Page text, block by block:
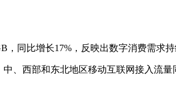
比增长17%，反映出数字消费需求持
西部和东北地区移动互联网接入流量